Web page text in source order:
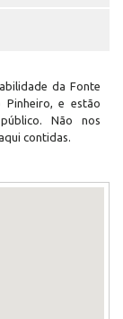
da Fonte
e estão
Não nos
contidas.